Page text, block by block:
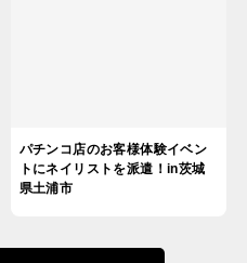
パチンコ店のお客様体験イベン
トにネイリストを派遣！in茨城
県土浦市